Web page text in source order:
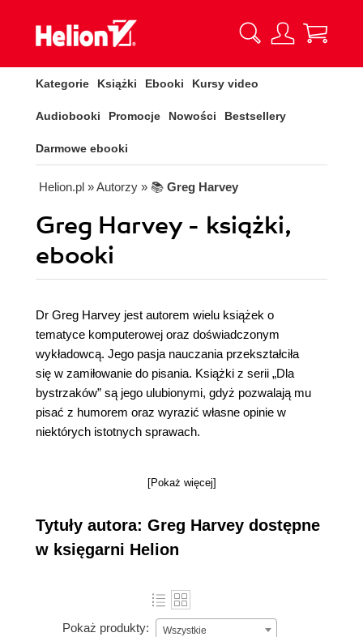
Kategorie Książki Ebooki Kursy video
Audiobooki Promocje Nowości Bestsellery
Darmowe ebooki
Helion.pl » Autorzy » 📚 Greg Harvey
Greg Harvey - książki,
ebooki
Dr Greg Harvey jest autorem wielu książek o
tematyce komputerowej oraz doświadczonym
wykładowcą. Jego pasja nauczania przekształciła
się w zamiłowanie do pisania. Książki z serii „Dla
bystrzaków” są jego ulubionymi, gdyż pozwalają mu
pisać z humorem oraz wyrazić własne opinie w
niektórych istotnych sprawach.
[Pokaż więcej]
Tytuły autora: Greg Harvey dostępne
w księgarni Helion
Pokaż produkty: Wszystkie